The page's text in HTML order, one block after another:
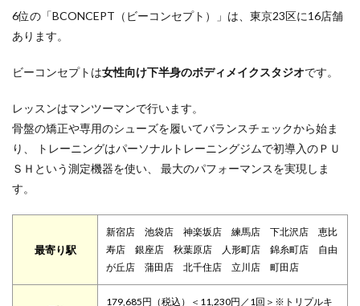
6位の「BCONCEPT（ビーコンセプト）」は、東京23区に16店舗
あります。
ビーコンセプトは女性向け下半身のボディメイクスタジオです。
レッスンはマンツーマンで行います。
骨盤の矯正や専用のシューズを履いてバランスチェックから始ま
り、 トレーニングはパーソナルトレーニングジムで初導入のＰＵ
ＳＨという測定機器を使い、 最大のパフォーマンスを実現しま
す。
最寄り駅
新宿店 池袋店 神楽坂店 練馬店 下北沢店 恵比
寿店 銀座店 秋葉原店 人形町店 錦糸町店 自由
が丘店 蒲田店 北千住店 立川店 町田店
179,685円（税込）＜11,230円／1回＞※トリプルキ